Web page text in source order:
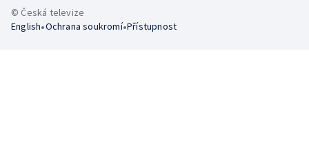
© Česká televize
English•Ochrana soukromí•Přístupnost